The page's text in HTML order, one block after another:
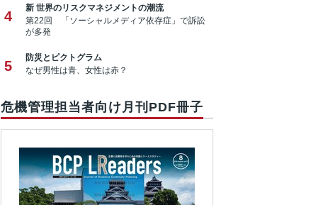
4
新 世界のリスクマネジメントの潮流
第22回 「ソーシャルメディア依存症」で訴訟
が多発
5
防災とピクトグラム
なぜ男性は青、女性は赤？
危機管理担当者向け月刊PDF冊子